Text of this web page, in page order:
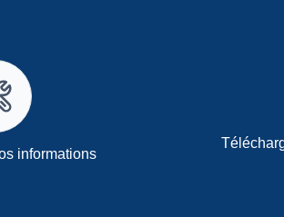
informations